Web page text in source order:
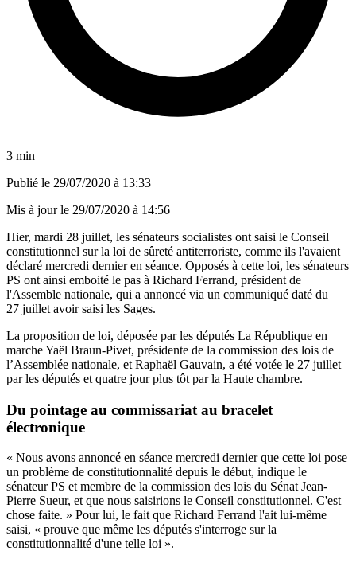
3 min
Publié le 29/07/2020 à 13:33
Mis à jour le 29/07/2020 à 14:56
Hier, mardi 28 juillet, les sénateurs socialistes ont saisi le Conseil
constitutionnel sur la loi de sûreté antiterroriste, comme ils l'avaient
déclaré mercredi dernier en séance. Opposés à cette loi, les sénateurs
PS ont ainsi emboité le pas à Richard Ferrand, président de
l'Assemble nationale, qui a annoncé via un communiqué daté du
27 juillet avoir saisi les Sages.
La proposition de loi, déposée par les députés La République en
marche Yaël Braun-Pivet, présidente de la commission des lois de
l’Assemblée nationale, et Raphaël Gauvain, a été votée le 27 juillet
par les députés et quatre jour plus tôt par la Haute chambre.
Du pointage au commissariat au bracelet
électronique
« Nous avons annoncé en séance mercredi dernier que cette loi pose
un problème de constitutionnalité depuis le début, indique le
sénateur PS et membre de la commission des lois du Sénat Jean-
Pierre Sueur, et que nous saisirions le Conseil constitutionnel. C'est
chose faite. » Pour lui, le fait que Richard Ferrand l'ait lui-même
saisi, « prouve que même les députés s'interroge sur la
constitutionnalité d'une telle loi ».